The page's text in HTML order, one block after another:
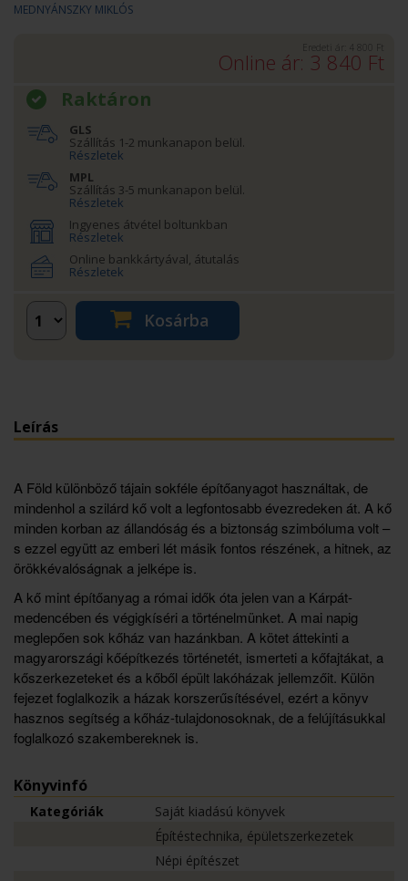
MEDNYÁNSZKY MIKLÓS
Eredeti ár: 4 800 Ft
Online ár: 3 840 Ft
Raktáron
GLS
Szállítás 1-2 munkanapon belül.
Részletek
MPL
Szállítás 3-5 munkanapon belül.
Részletek
Ingyenes átvétel boltunkban
Részletek
Online bankkártyával, átutalás
Részletek
Kosárba
Leírás
A Föld különböző tájain sokféle építőanyagot használtak, de
mindenhol a szilárd kő volt a legfontosabb évezredeken át. A kő
minden korban az állandóság és a biztonság szimbóluma volt –
s ezzel együtt az emberi lét másik fontos részének, a hitnek, az
örökkévalóságnak a jelképe is.
A kő mint építőanyag a római idők óta jelen van a Kárpát-
medencében és végigkíséri a történelmünket. A mai napig
meglepően sok kőház van hazánkban. A kötet áttekinti a
magyarországi kőépítkezés történetét, ismerteti a kőfajtákat, a
kőszerkezeteket és a kőből épült lakóházak jellemzőit. Külön
fejezet foglalkozik a házak korszerűsítésével, ezért a könyv
hasznos segítség a kőház-tulajdonosoknak, de a felújításukkal
foglalkozó szakembereknek is.
Könyvinfó
Kategóriák
Saját kiadású könyvek
Építéstechnika, épületszerkezetek
Népi építészet